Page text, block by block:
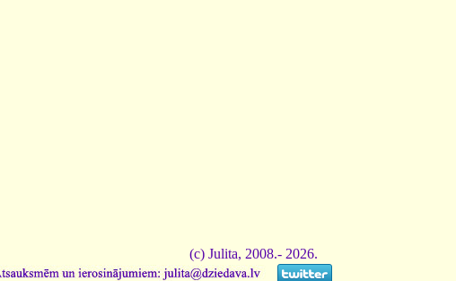
(c) Julita, 2008.- 2026.